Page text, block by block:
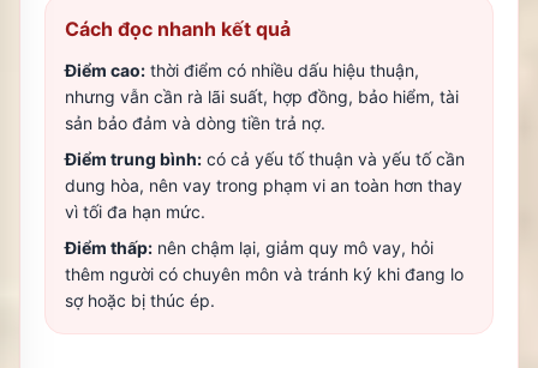
Cách đọc nhanh kết quả
Điểm cao: thời điểm có nhiều dấu hiệu thuận,
nhưng vẫn cần rà lãi suất, hợp đồng, bảo hiểm, tài
sản bảo đảm và dòng tiền trả nợ.
Điểm trung bình: có cả yếu tố thuận và yếu tố cần
dung hòa, nên vay trong phạm vi an toàn hơn thay
vì tối đa hạn mức.
Điểm thấp: nên chậm lại, giảm quy mô vay, hỏi
thêm người có chuyên môn và tránh ký khi đang lo
sợ hoặc bị thúc ép.